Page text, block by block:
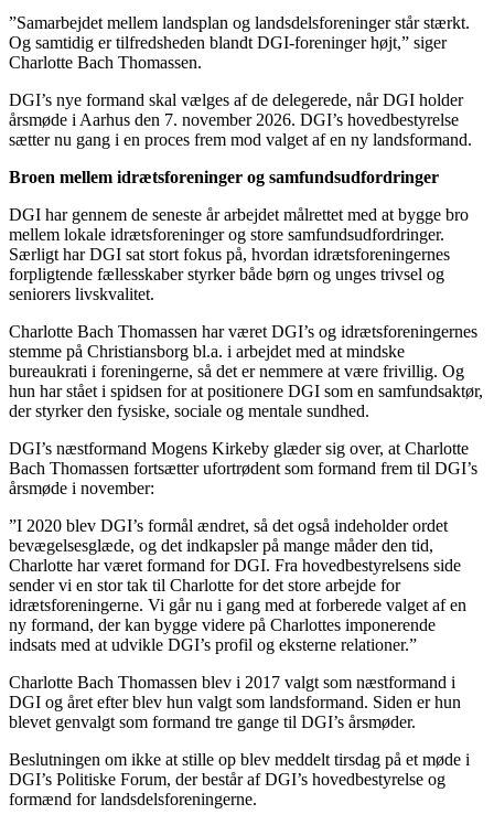
”Samarbejdet mellem landsplan og landsdelsforeninger står stærkt.
Og samtidig er tilfredsheden blandt DGI-foreninger højt,” siger
Charlotte Bach Thomassen.
DGI’s nye formand skal vælges af de delegerede, når DGI holder
årsmøde i Aarhus den 7. november 2026. DGI’s hovedbestyrelse
sætter nu gang i en proces frem mod valget af en ny landsformand.
Broen mellem idrætsforeninger og samfundsudfordringer
DGI har gennem de seneste år arbejdet målrettet med at bygge bro
mellem lokale idrætsforeninger og store samfundsudfordringer.
Særligt har DGI sat stort fokus på, hvordan idrætsforeningernes
forpligtende fællesskaber styrker både børn og unges trivsel og
seniorers livskvalitet.
Charlotte Bach Thomassen har været DGI’s og idrætsforeningernes
stemme på Christiansborg bl.a. i arbejdet med at mindske
bureaukrati i foreningerne, så det er nemmere at være frivillig. Og
hun har stået i spidsen for at positionere DGI som en samfundsaktør,
der styrker den fysiske, sociale og mentale sundhed.
DGI’s næstformand Mogens Kirkeby glæder sig over, at Charlotte
Bach Thomassen fortsætter ufortrødent som formand frem til DGI’s
årsmøde i november:
”I 2020 blev DGI’s formål ændret, så det også indeholder ordet
bevægelsesglæde, og det indkapsler på mange måder den tid,
Charlotte har været formand for DGI. Fra hovedbestyrelsens side
sender vi en stor tak til Charlotte for det store arbejde for
idrætsforeningerne. Vi går nu i gang med at forberede valget af en
ny formand, der kan bygge videre på Charlottes imponerende
indsats med at udvikle DGI’s profil og eksterne relationer.”
Charlotte Bach Thomassen blev i 2017 valgt som næstformand i
DGI og året efter blev hun valgt som landsformand. Siden er hun
blevet genvalgt som formand tre gange til DGI’s årsmøder.
Beslutningen om ikke at stille op blev meddelt tirsdag på et møde i
DGI’s Politiske Forum, der består af DGI’s hovedbestyrelse og
formænd for landsdelsforeningerne.